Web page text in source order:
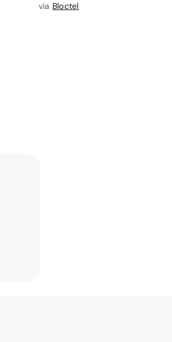
via Bloctel